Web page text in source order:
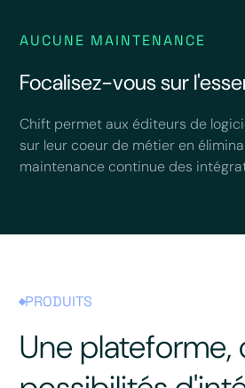
AUCUNE MAINTENANCE
Focalisez-vous sur
Chift permet aux éditeurs de
sur leur coeur de métier en
maintenance continue des
PRODUITS
Une plateforme,